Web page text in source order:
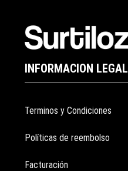
INFORMACION
Terminos y Condiciones
Políticas de reembolso
Facturación